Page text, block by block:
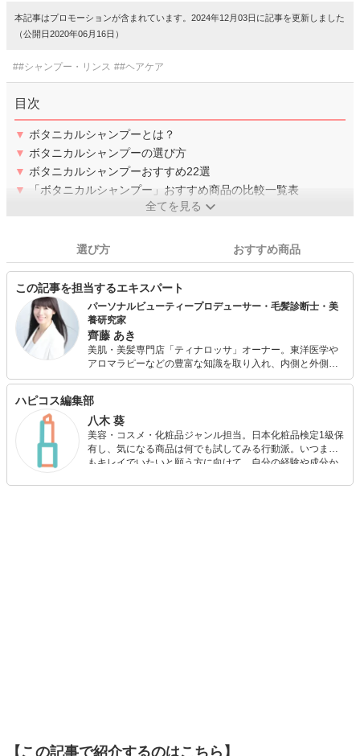
本記事はプロモーションが含まれています。2024年12月03日に記事を更新しました
（公開日2020年06月16日）
##シャンプー・リンス ##ヘアケア
目次
▼ ボタニカルシャンプーとは？
▼ ボタニカルシャンプーの選び方
▼ ボタニカルシャンプーおすすめ22選
▼
「ボタニカルシャンプー」おすすめ商品の比較一覧表
全てを見る
選び方 おすすめ商品
この記事を担当するエキスパート
パーソナルビューティープロデューサー・毛髪診断士・美
養研究家
齊藤 あき
美肌・美髪専門店「ティナロッサ」オーナー。東洋医学や
アロマラピーなどの豊富な知識を取り入れ、内側と外側か
ら美肌・美髪を育む「内外美養」を提唱。 一人一人に合わ
も綺麗になれる「美肌・美髪のスペシャリスト」として活
躍中。サロンワークの他、TVや雑誌の出演、講師など活躍
の場を広げている。 美容師・毛髪診断士、望診法指導士、
アロマセラピストなど資格多数。
ハピコス編集部
八木 葵
美容・コスメ・化粧品ジャンル担当。日本化粧品検定1級保
有し、気になる商品は何でも試してみる行動派。いつまで
もキレイでいたいと願う方に向けて、自分の経験や成分か
【この記事で紹介するのはこちら】